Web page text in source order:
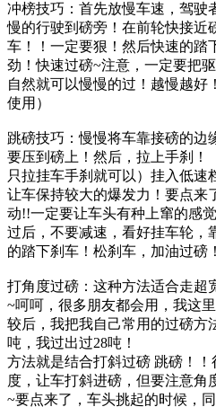
冲榜技巧：首先放慢车速，驾驶
慢的行驶到磅旁！在前轮快接近
车！！一定要狠！然后快速的踏
劲！快速过磅~注意，一定要把
自然就可以慢慢的过！越慢越好
使用）
跳磅技巧：慢慢将车靠接磅的边
要压到磅上！然后，拉上手刹！
只拉挂车手刹就可以）挂入低速
让车保持较大的爆发力！要点来
动!!一定要让车头有种上窜的感
过后，不要减速，看好挂车轮，
的踏下刹车！松刹车，加油过磅
打角度过磅：这种方法适合走超
~呵呵，很多朋友都会用，我这里
较后，我把我自己常用的过磅方
吨，我过出过28吨！
方法就是结合打斜过磅 跳磅！
度，让车打斜进磅，但要注意角
~要点来了，车头挑起的时候，